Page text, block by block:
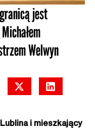
jest
Welwyn
i mieszkający